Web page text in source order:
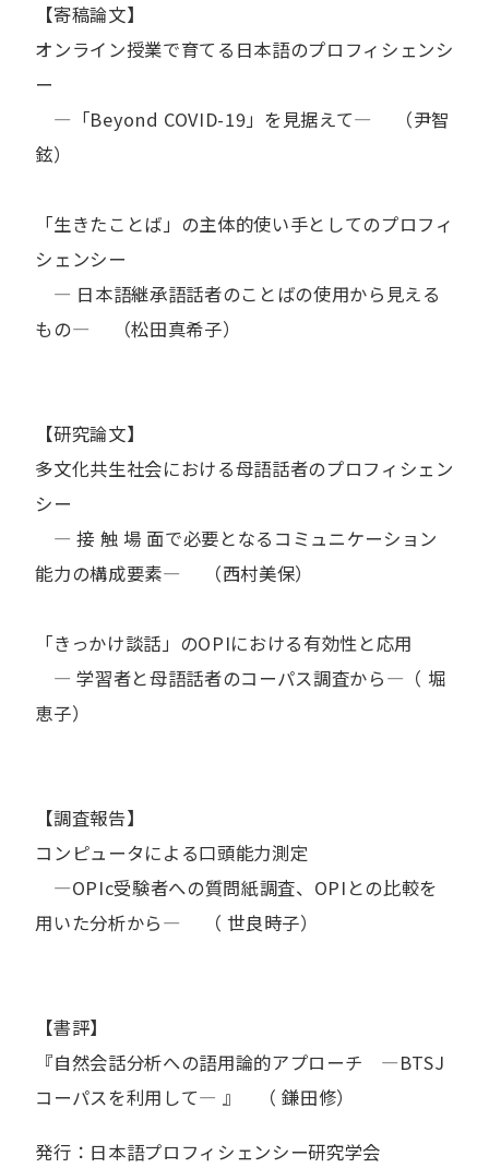
【寄稿論文】
オンライン授業で育てる日本語のプロフィシェンシ
ー
―「Beyond COVID-19」を見据えて― （尹智
鉉）
「生きたことば」の主体的使い手としてのプロフィ
シェンシー
― 日本語継承語話者のことばの使用から見える
もの― （松田真希子）
【研究論文】
多文化共生社会における母語話者のプロフィシェン
シー
― 接 触 場 面で必要となるコミュニケーション
能力の構成要素― （西村美保）
「きっかけ談話」のOPIにおける有効性と応用
― 学習者と母語話者のコーパス調査から―（ 堀
恵子）
【調査報告】
コンピュータによる口頭能力測定
―OPIc受験者への質問紙調査、OPIとの比較を
用いた分析から― （ 世良時子）
【書評】
『自然会話分析への語用論的アプローチ ―BTSJ
コーパスを利用して― 』 （ 鎌田修）
発行：日本語プロフィシェンシー研究学会